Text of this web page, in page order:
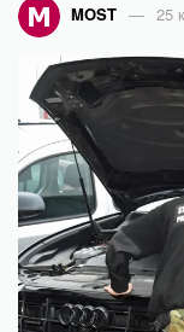
MOST 25